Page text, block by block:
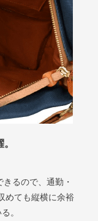
。
るので、通勤・
めても縦横に余裕
。